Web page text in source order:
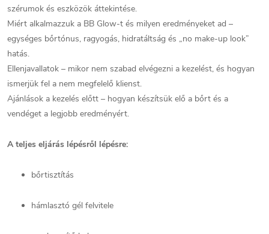
szérumok és eszközök áttekintése.
Miért alkalmazzuk a BB Glow-t és milyen eredményeket ad –
egységes bőrtónus, ragyogás, hidratáltság és „no make-up look”
hatás.
Ellenjavallatok – mikor nem szabad elvégezni a kezelést, és hogyan
ismerjük fel a nem megfelelő klienst.
Ajánlások a kezelés előtt – hogyan készítsük elő a bőrt és a
vendéget a legjobb eredményért.
A teljes eljárás lépésről lépésre:
bőrtisztítás
hámlasztó gél felvitele